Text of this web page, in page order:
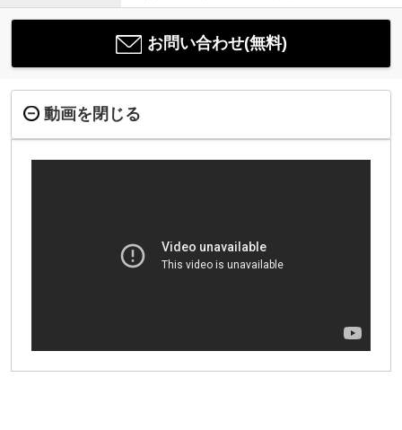
お問い合わせ(無料)
動画を閉じる